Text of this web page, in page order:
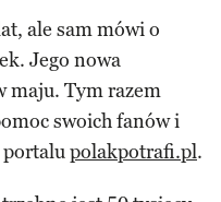
ale sam mówi o
Jego nowa
maju. Tym razem
swoich fanów i
portalupolakpotrafi.pl.